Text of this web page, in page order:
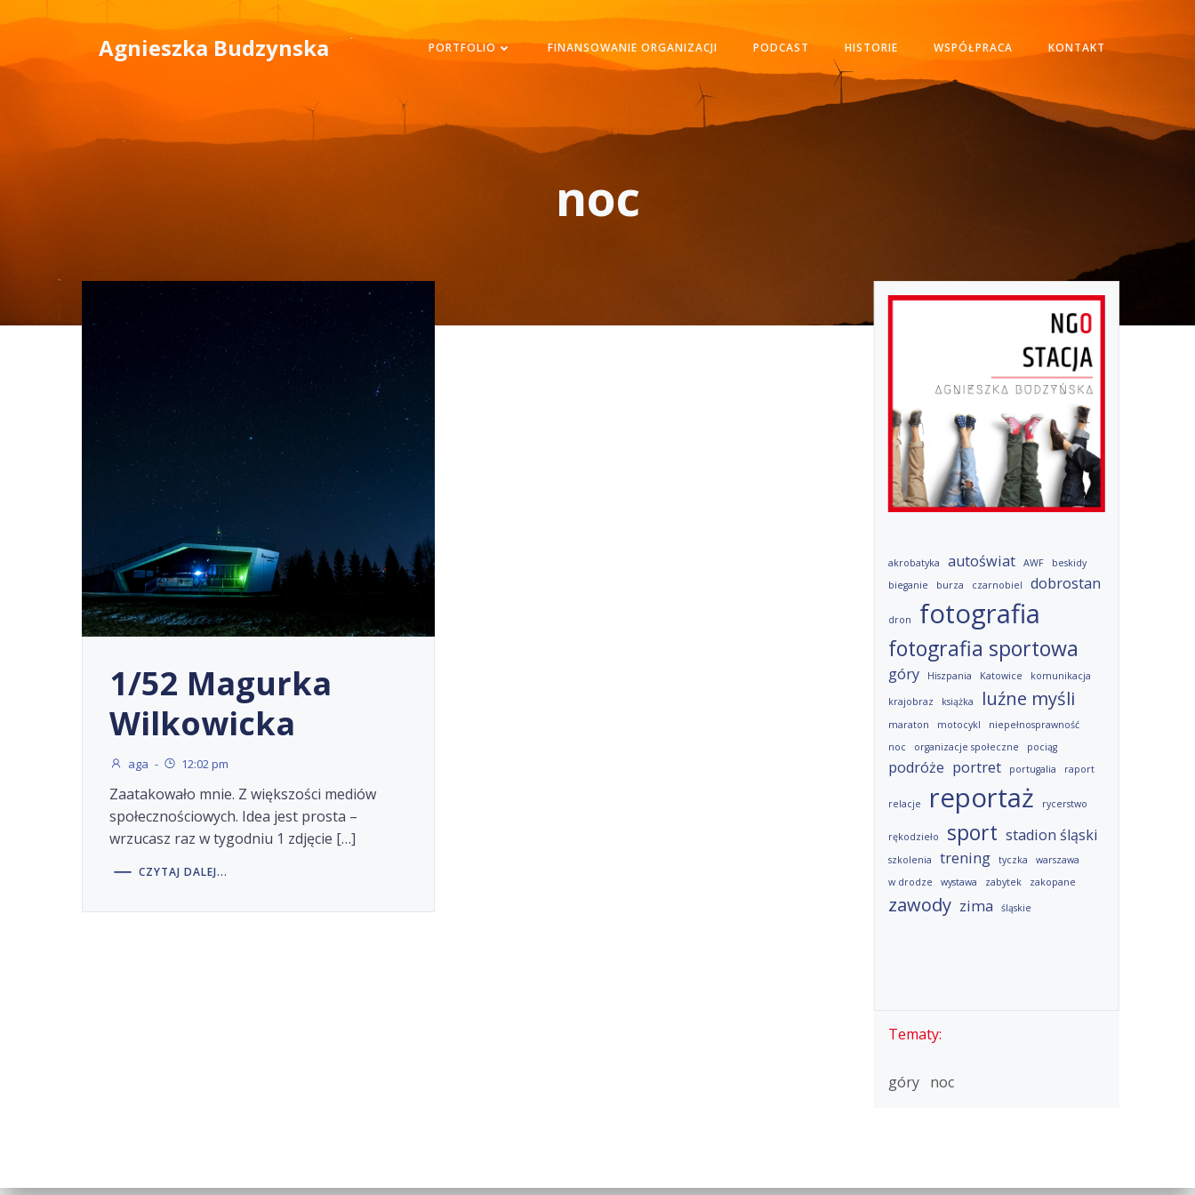
Agnieszka Budzynska PORTFOLIO FINANSOWANIE ORGANIZACJI PODCAST HISTORIE WSPÓŁPRACA KONTAKT
noc
1/52 Magurka
Wilkowicka
aga - 12:02 pm
Zaatakowało mnie. Z większości mediów
społecznościowych. Idea jest prosta –
wrzucasz raz w tygodniu 1 zdjęcie […]
CZYTAJ DALEJ...
akrobatyka autoświat AWF
beskidy
bieganie
burza czarnobiel dobrostan
dron fotografia
fotografia sportowa
góry Hiszpania Katowice komunikacja
krajobraz książka luźne myśli
maraton motocykl
niepełnosprawność
noc
organizacje społeczne pociąg
podróże portret portugalia raport
relacje reportaż rycerstwo
rękodzieło sport stadion śląski
szkolenia trening tyczka
warszawa
w drodze
wystawa zabytek zakopane
zawody zima śląskie
Tematy:
góry noc